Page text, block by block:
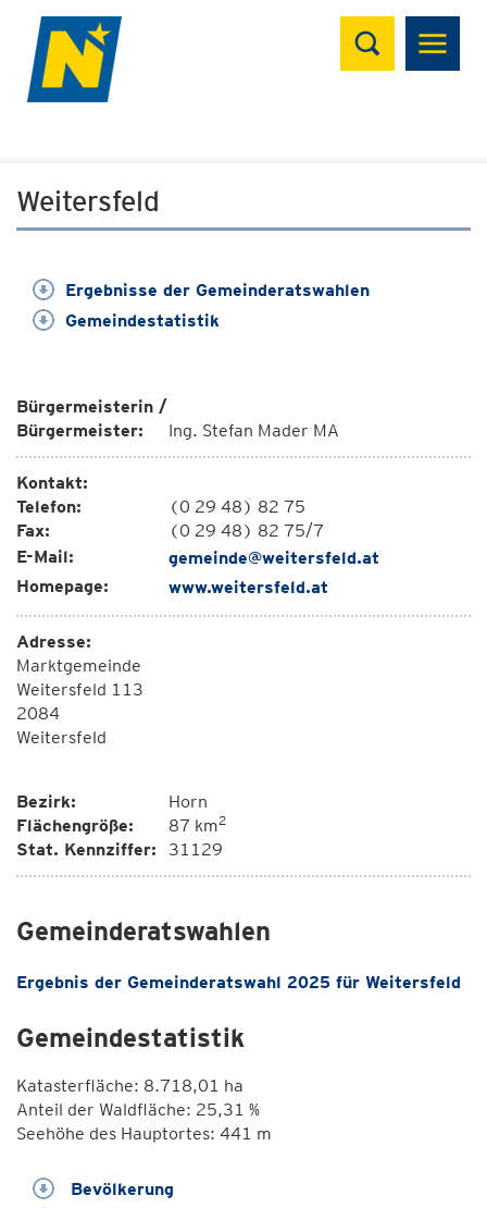
Suchen
Weitersfeld
Ergebnisse der Gemeinderatswahlen
Gemeindestatistik
Bürgermeisterin /
Bürgermeister:
Ing. Stefan Mader MA
Kontakt:
Telefon:
(0 29 48) 82 75
Fax:
(0 29 48) 82 75/7
E-Mail:
gemeinde@weitersfeld.at
Homepage:
www.weitersfeld.at
Adresse:
Marktgemeinde
Weitersfeld 113
2084
Weitersfeld
Bezirk:
Horn
Flächengröße:
87 km2
Stat. Kennziffer: 31129
Gemeinderatswahlen
Ergebnis der Gemeinderatswahl 2025 für Weitersfeld
Gemeindestatistik
Katasterfläche: 8.718,01 ha
Anteil der Waldfläche: 25,31 %
Seehöhe des Hauptortes: 441 m
Bevölkerung